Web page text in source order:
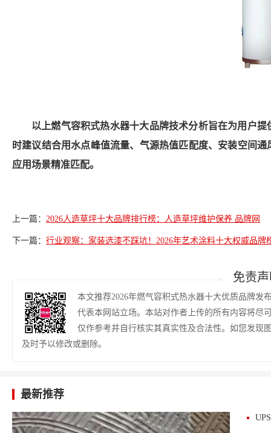
以上燃气容积式热水器十大品牌技术分析旨在为用户
时建议结合用水点峰值流量、气源热值匹配度、安装空间
应用场景精准匹配。
上一篇： 2026人造草坪十大品牌排行榜：人造草坪维护保养 品牌网
下一篇： 行业观察：家装选漆不踩坑！2026年艺术涂料十大权威品牌
免责
本文推荐2026年燃气容积式热水器十大优质品牌发
代表本网站立场。本站对作者上传的所有内容将尽
仅作参考并自行核实其真实性及合法性。如您发现
及时予以修改或删除。
最新推荐